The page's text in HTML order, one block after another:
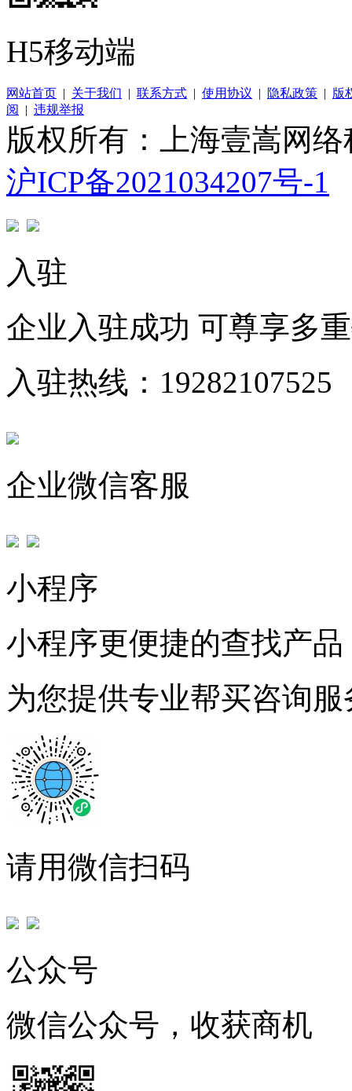
H5移动端
网站首页 | 关于我们 | 联系方式 | 使用协议 | 隐私政策 | 版
阅
| 违规举报
版权所有：上海壹嵩网
沪ICP备2021034207号-1
入驻
企业入驻成功 可尊享多
入驻热线：19282107525
企业微信客服
小程序
小程序更便捷的查找产品
为您提供专业帮买咨询服
请用微信扫码
公众号
微信公众号，收获商机